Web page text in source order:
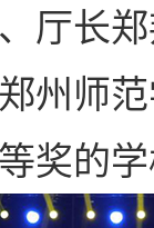
厅长
州师
奖的